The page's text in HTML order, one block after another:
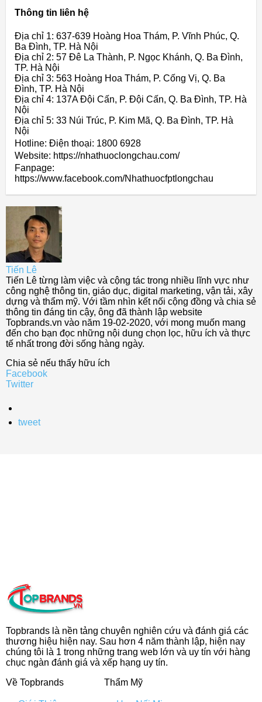
Thông tin liên hệ
Địa chỉ 1: 637-639 Hoàng Hoa Thám, P. Vĩnh Phúc, Q.
Ba Đình, TP. Hà Nội
Địa chỉ 2: 57 Đê La Thành, P. Ngọc Khánh, Q. Ba Đình,
TP. Hà Nội
Địa chỉ 3: 563 Hoàng Hoa Thám, P. Cống Vị, Q. Ba
Đình, TP. Hà Nội
Địa chỉ 4: 137A Đội Cấn, P. Đội Cấn, Q. Ba Đình, TP. Hà
Nội
Địa chỉ 5: 33 Núi Trúc, P. Kim Mã, Q. Ba Đình, TP. Hà
Nội
Hotline: Điện thoại: 1800 6928
Website: https://nhathuoclongchau.com/
Fanpage:
https://www.facebook.com/Nhathuocfptlongchau
Tiến Lê
Tiến Lê từng làm việc và cộng tác trong nhiều lĩnh vực như
công nghệ thông tin, giáo dục, digital marketing, vận tải, xây
dựng và thẩm mỹ. Với tầm nhìn kết nối cộng đồng và chia sẻ
thông tin đáng tin cậy, ông đã thành lập website
Topbrands.vn vào năm 19-02-2020, với mong muốn mang
đến cho bạn đọc những nội dung chọn lọc, hữu ích và thực
tế nhất trong đời sống hàng ngày.
Chia sẻ nếu thấy hữu ích
Facebook
Twitter
tweet
Topbrands là nền tảng chuyên nghiên cứu và đánh giá các
thương hiệu hiện nay. Sau hơn 4 năm thành lập, hiện nay
chúng tôi là 1 trong những trang web lớn và uy tín với hàng
chục ngàn đánh giá và xếp hạng uy tín.
Về Topbrands
Thẩm Mỹ